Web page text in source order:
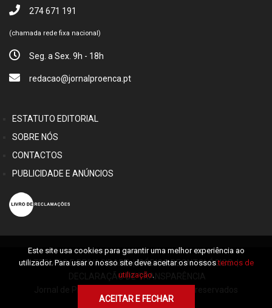
274 671 191
(chamada rede fixa nacional)
Seg. a Sex. 9h - 18h
redacao@jornalproenca.pt
ESTATUTO EDITORIAL
SOBRE NÓS
CONTACTOS
PUBLICIDADE E ANÚNCIOS
TERMOS E PRIVACIDADE|CÓDIGO DEONTOLÓGICO|
DECLARAÇÃO DE TRANSPARÊNCIA
Este site usa cookies para garantir uma melhor experiência ao
utilizador. Para usar o nosso site deve aceitar os nossostermos de
utilização.
ACEITAR E FECHAR